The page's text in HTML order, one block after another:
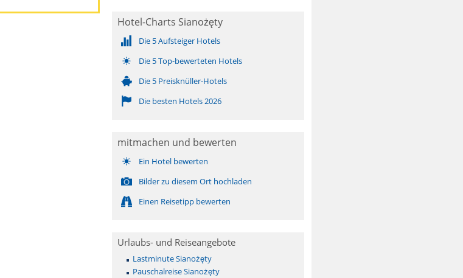
Hotel-Charts Sianożęty
Die 5 Aufsteiger Hotels
Die 5 Top-bewerteten Hotels
Die 5 Preisknüller-Hotels
Die besten Hotels 2026
mitmachen und bewerten
Ein Hotel bewerten
Bilder zu diesem Ort hochladen
Einen Reisetipp bewerten
Urlaubs- und Reiseangebote
Lastminute Sianożęty
Pauschalreise Sianożęty